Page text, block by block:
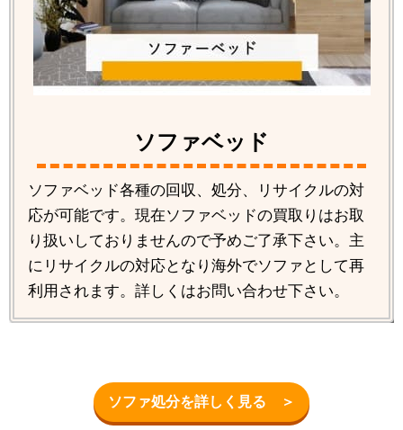
ソファベッド
ソファベッド各種の回収、処分、リサイクルの対
応が可能です。現在ソファベッドの買取りはお取
り扱いしておりませんので予めご了承下さい。主
にリサイクルの対応となり海外でソファとして再
利用されます。詳しくはお問い合わせ下さい。
ソファ処分を詳しく見る ＞